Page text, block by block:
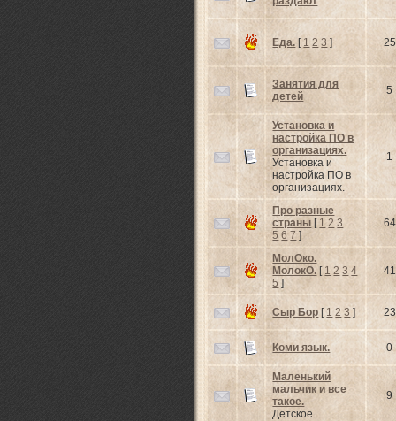
Еда. [ 1 2 3 ] 25
Занятия для
детей
5
Установка и
настройка ПО в
организациях.
Установка и
настройка ПО в
организациях.
1
Про разные
страны [ 1 2 3 …
5 6 7 ]
64
МолОко.
МолокО. [ 1 2 3 4
5 ]
41
Сыр Бор [ 1 2 3 ] 23
Коми язык. 0
Маленький
мальчик и все
такое.
Детское.
9